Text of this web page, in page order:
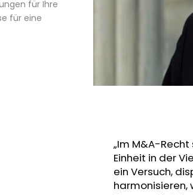
für Ihre
für eine
„Im M&A-
Einheit in der
ein Versuch,
harmonisieren,